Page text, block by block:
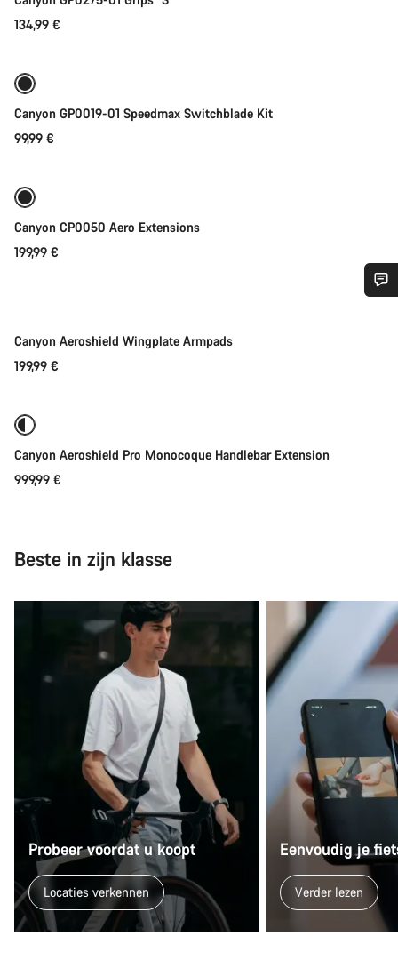
134,99 €
Canyon GP0019-01 Speedmax Switchblade Kit
99,99 €
Canyon CP0050 Aero Extensions
199,99 €
Canyon Aeroshield Wingplate Armpads
199,99 €
Canyon Aeroshield Pro Monocoque Handlebar Extension
999,99 €
Beste in zijn klasse
Probeer voordat u koopt
Locaties verkennen
Eenvoudig je
Verder lezen
Onze deskundige medewerkers helpen je graag bij al je